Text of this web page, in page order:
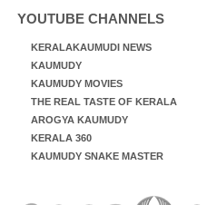
YOUTUBE CHANNELS
KERALAKAUMUDI NEWS
KAUMUDY
KAUMUDY MOVIES
THE REAL TASTE OF KERALA
AROGYA KAUMUDY
KERALA 360
KAUMUDY SNAKE MASTER